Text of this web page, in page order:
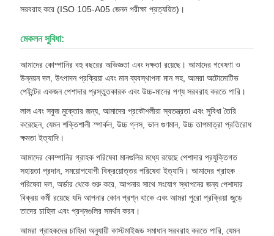
সরবরাহ করে (ISO 105-A05 জেনন পরীক্ষা প্রত্যয়িত)।
মেকলন সুবিধা:
আমাদের কোম্পানির বহু বছরের অভিজ্ঞতা এবং দক্ষতা রয়েছে। আমাদের গবেষণা ও
উন্নয়ন দল, উৎপাদন প্রক্রিয়া এবং মান ব্যবস্থাপনা মান সহ, আমরা অটোমোটিভ
পেইন্টের একজন পেশাদার প্রস্তুতকারক এবং উচ্চ-মানের পণ্য সরবরাহ করতে পারি।
লাল এবং সবুজ মুক্তোর জন্য, আমাদের প্রকৌশলীরা স্বতন্ত্রতা এবং সুবিধা তৈরি
করেছেন, যেমন শক্তিশালী স্পার্কল, উচ্চ গ্লস, ভাল গুণমান, উচ্চ তাপমাত্রা প্রতিরোধ
ক্ষমতা ইত্যাদি।
আমাদের কোম্পানির গ্রাহক পরিষেবা মানগুলির মধ্যে রয়েছে পেশাদার প্রযুক্তিগত
সহায়তা প্রদান, সময়োপযোগী বিক্রয়োত্তর পরিষেবা ইত্যাদি। আমাদের গ্রাহক
পরিষেবা দল, অর্ডার থেকে শুরু করে, আপনার সাথে সংযোগ স্থাপনের জন্য পেশাদার
বিক্রয় কর্মী রয়েছে যদি আপনার কোন প্রশ্ন থাকে এবং আমরা পুরো প্রক্রিয়া জুড়ে
তাদের চাহিদা এবং প্রশ্নগুলির সমর্থন করব।
আমরা গ্রাহকদের চাহিদা অনুযায়ী কাস্টমাইজড সমাধান সরবরাহ করতে পারি, যেমন